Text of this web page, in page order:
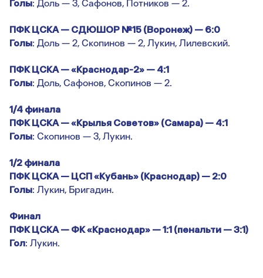
Голы: Доль — 3, Сафонов, Потников — 2.
ПФК ЦСКА — СДЮШОР №15 (Воронеж) — 6:0
Голы: Доль — 2, Скопинов — 2, Лукин, Лилевский.
ПФК ЦСКА — «Краснодар-2» — 4:1
Голы: Доль, Сафонов, Скопинов — 2.
1/4 финала
ПФК ЦСКА — «Крылья Советов» (Самара) — 4:1
Голы: Скопинов — 3, Лукин.
1/2 финала
ПФК ЦСКА — ЦСП «Кубань» (Краснодар) — 2:0
Голы: Лукин, Бригадин.
Финал
ПФК ЦСКА — ФК «Краснодар» — 1:1 (пенальти — 3:1)
Гол: Лукин.